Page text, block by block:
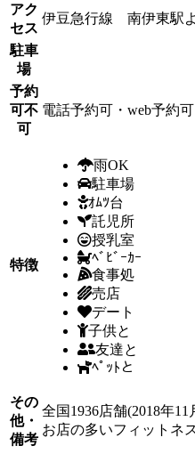
アク
セス
伊豆急行線 南伊東駅
駐車
場
予約
可不
可
電話予約可・web予約可
特徴
雨OK
駐車場
ｵﾑﾂ台
託児所
授乳室
ﾍﾞﾋﾞｰｶｰ
食事処
売店
デート
子供と
友達と
ﾍﾟｯﾄと
その
他・
備考
全国1936店舗(2018年
お店の多いフィットネ